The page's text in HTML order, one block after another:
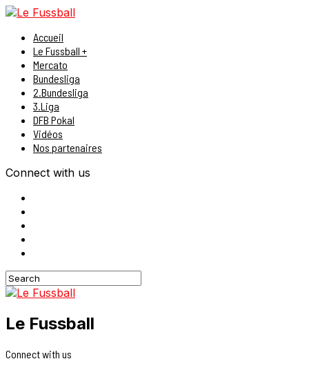
Accueil
Le Fussball +
Mercato
Bundesliga
2.Bundesliga
3.Liga
DFB Pokal
Vidéos
Nos partenaires
Connect with us
Le Fussball
Connect with us